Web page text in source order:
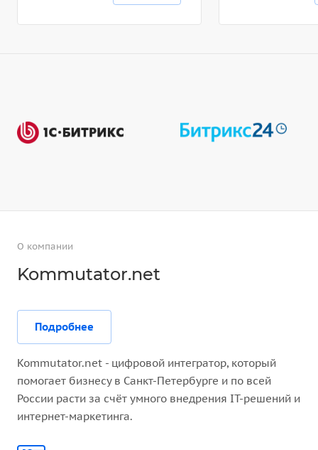
О компании
Kommutator.net
Подробнее
Kommutator.net - цифровой интегратор, который
помогает бизнесу в Санкт-Петербурге и по всей
России расти за счёт умного внедрения IT-решений и
интернет-маркетинга.